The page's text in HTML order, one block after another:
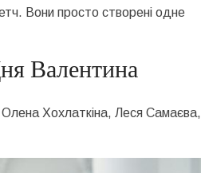
Вони просто створені одне
Валентина
Олена Хохлаткіна,Леся Самаєва,